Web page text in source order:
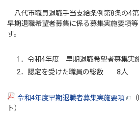
八代市職員退職手当支給条例第8条の4第
早期退職希望者募集に係る募集実施要項
す。
1．令和4年度 早期退職希望者募集実施
2．認定を受けた職員の総数 8人
令和4年度早期退職者募集実施要項
ト）